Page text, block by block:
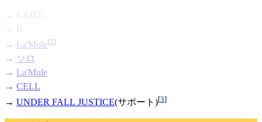
→ LAIZE
→ If
→ La'Mule[2]
→ ソロ
→ La'Mule
→ CELL
→ UNDER FALL JUSTICE(サポート)[3]